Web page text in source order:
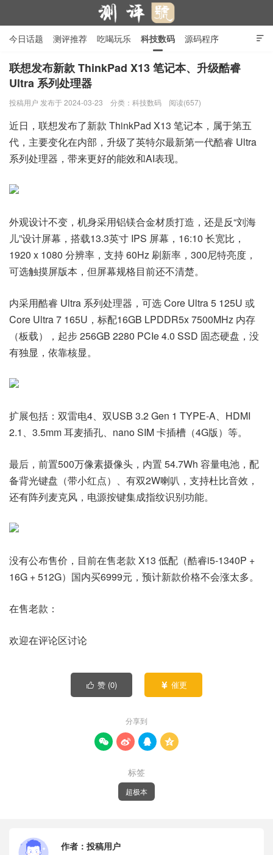
测评号

今日话题 测评推荐 吃喝玩乐 科技数码 源码程序
行业产品 在线投稿 隐私政策
联想发布新款 ThinkPad X13 笔记本、升级酷睿
Ultra 系列处理器
投稿用户 发布于 2024-03-23 分类： 科技数码 阅读(657)
近日，联想发布了新款 ThinkPad X13 笔记本，属于第五
代，主要变化在内部，升级了英特尔最新第一代酷睿 Ultra
系列处理器，带来更好的能效和AI表现。
外观设计不变，机身采用铝镁合金材质打造，还是反“刘海
儿”设计屏幕，搭载13.3英寸 IPS 屏幕，16:10 长宽比，
1920 x 1080 分辨率，支持 60Hz 刷新率，300尼特亮度，
可选触摸屏版本，但屏幕规格目前还不清楚。
内采用酷睿 Ultra 系列处理器，可选 Core Ultra 5 125U 或
Core Ultra 7 165U，标配16GB LPDDR5x 7500MHz 内存
（板载），起步 256GB 2280 PCIe 4.0 SSD 固态硬盘，没
有独显，依靠核显。
扩展包括：双雷电4、双USB 3.2 Gen 1 TYPE-A、HDMI
2.1、3.5mm 耳麦插孔、nano SIM 卡插槽（4G版）等。
最后，前置500万像素摄像头，内置 54.7Wh 容量电池，配
备背光键盘（带小红点）、有双2W喇叭，支持杜比音效，
还有阵列麦克风，电源按键集成指纹识别功能。
没有公布售价，目前在售老款 X13 低配（酷睿i5-1340P +
16G + 512G）国内买6999元，预计新款价格不会涨太多。
在售老款：
欢迎在评论区讨论
 赞 (0)  催更
分享到
   
标签
超极本
作者： 投稿用户